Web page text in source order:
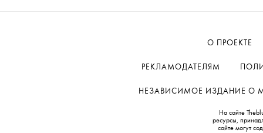
О ПРОЕКТЕ
РЕКЛАМОДАТЕЛЯМ
НЕЗАВИСИМОЕ ИЗДАНИЕ О
На сайте
ресурсы,
сайте могут